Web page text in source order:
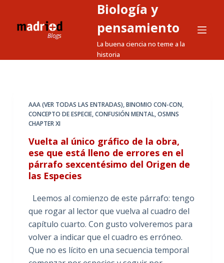
a
Biología y
pensamiento
La buena ciencia no teme a la
historia
AAA (VER TODAS LAS ENTRADAS),BINOMIO CON-CON,
CONCEPTO DE ESPECIE,CONFUSIÓN MENTAL,OSMNS
CHAPTER XI
Vuelta al único gráfico de la obra,
ese que está lleno de errores en el
párrafo sexcentésimo del Origen de
las Especies
Leemos al comienzo de este párrafo: tengo
que rogar al lector que vuelva al cuadro del
capítulo cuarto. Con gusto volveremos para
volver a indicar que el cuadro es erróneo.
Que no es lícito en una secuencia temporal